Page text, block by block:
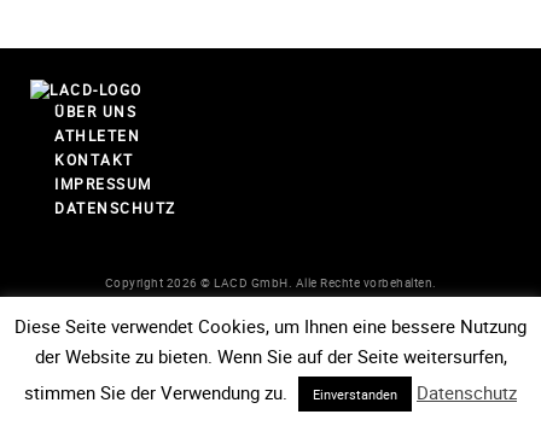
ÜBER UNS
ATHLETEN
KONTAKT
IMPRESSUM
DATENSCHUTZ
Copyright 2026 © LACD GmbH. Alle Rechte vorbehalten.
Diese Seite verwendet Cookies, um Ihnen eine bessere Nutzung
der Website zu bieten. Wenn Sie auf der Seite weitersurfen,
stimmen Sie der Verwendung zu.
Einverstanden Datenschutz